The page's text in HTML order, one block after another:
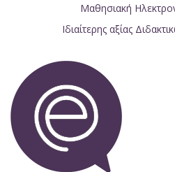
Μαθησιακή
Ιδιαίτερης αξίας